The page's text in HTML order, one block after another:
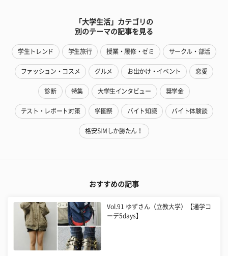
「大学生活」カテゴリの
別のテーマの記事を見る
学生トレンド 学生旅行 授業・履修・ゼミ サークル・部活
ファッション・コスメ グルメ お出かけ・イベント 恋愛
診断 特集 大学生インタビュー 奨学金
テスト・レポート対策 学園祭 バイト知識 バイト体験談
格安SIMしか勝たん！
おすすめの記事
Vol.91 ゆずさん（立教大学）【通学コ
ーデ5days】